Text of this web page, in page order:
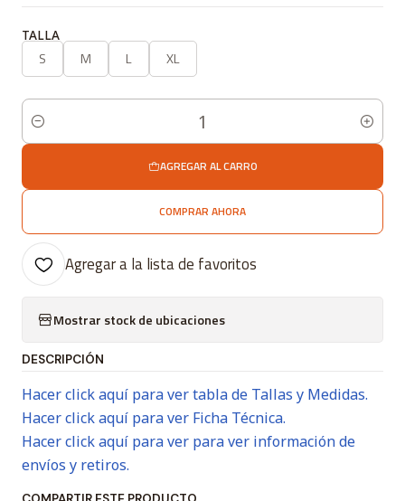
TALLA
S M L XL
Cantidad
AGREGAR AL CARRO
COMPRAR AHORA
Agregar a la lista de favoritos
Mostrar stock de ubicaciones
DESCRIPCIÓN
Hacer click aquí para ver tabla de Tallas y Medidas.
Hacer click aquí para ver Ficha Técnica.
Hacer click aquí para ver para ver información de
envíos y retiros.